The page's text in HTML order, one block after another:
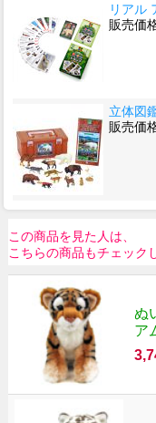
リアル
販売価
立体図
販売価
この商品を見た人は、
こちらの商品もチェック
ぬ
ア